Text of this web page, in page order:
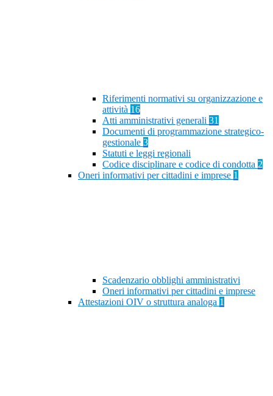
Riferimenti normativi su organizzazione e
attività 16
Atti amministrativi generali 31
Documenti di programmazione strategico-
gestionale 3
Statuti e leggi regionali
Codice disciplinare e codice di condotta 2
Oneri informativi per cittadini e imprese 1
Scadenzario obblighi amministrativi
Oneri informativi per cittadini e imprese
Attestazioni OIV o struttura analoga 1